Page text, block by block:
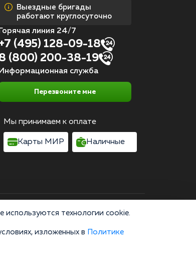
Выездные бригады
работают круглосуточно
Горячая линия 24/7
(495) 128-09-18
(800) 200-38-19
Информационная служба
Перезвоните мне
Мы принимаем к оплате
Карты МИР Наличные
на обработку персональных данных
Москва, улица 8 Марта, 1с12, подъезд 1
офертой и не заменяют очную
используются технологии cookie.
изложенных в Политике